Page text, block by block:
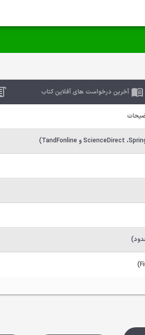
آخرین درخواست های آفلاین کتاب